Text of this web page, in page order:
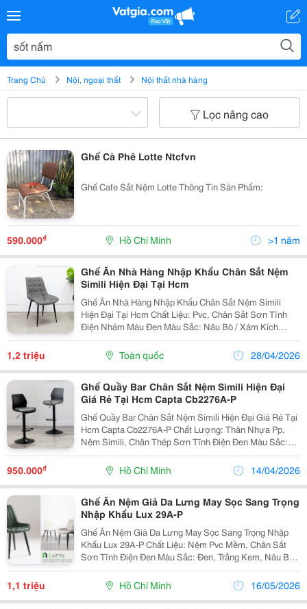
Trang Chủ Nội, ngoại thất Nội thất nhà hàng
Lọc nâng cao
Ghế Cà Phê Lotte Ntcfvn
Ghế Cafe Sắt Nệm Lotte Thông Tin Sản Phẩm:
590.000₫ Hồ Chí Minh >1 năm
Ghế Ăn Nhà Hàng Nhập Khẩu Chân Sắt Nệm
Simili Hiện Đại Tại Hcm
Ghế Ăn Nhà Hàng Nhập Khẩu Chân Sắt Nệm Simili
Hiện Đại Tại Hcm Chất Liệu: Pvc, Chân Sắt Sơn Tĩnh
Điện Nhám Màu Đen Màu Sắc: Nâu Bò / Xám Kích
Thước: Đang Cập Nhật Thiết Kế Đơn Giản Mang Phong
Cách Cổ Điển Phù Hợp Ghế Ăn Nhà Hàng Khách Sạn,...
1,2 triệu Toàn quốc 28/04/2026
Ghế Quầy Bar Chân Sắt Nệm Simili Hiện Đại
Giá Rẻ Tại Hcm Capta Cb2276A-P
Ghế Quầy Bar Chân Sắt Nệm Simili Hiện Đại Giá Rẻ Tại
Hcm Capta Cb2276A-P Chất Lượng: Thân Nhựa Pp,
Nệm Simili, Chân Thép Sơn Tĩnh Điện Đen Màu Sắc:
Đỏ, Trắng, Đen, Xanh Dương, Xám Kích Thước: H550 ~
H750 Mm Phù Hợp Quầy Bar Mini Gia Đình,...
950.000₫ Hồ Chí Minh 14/04/2026
Ghế Ăn Nệm Giả Da Lưng May Sọc Sang Trọng
Nhập Khẩu Lux 29A-P
Ghế Ăn Nệm Giả Da Lưng May Sọc Sang Trọng Nhập
Khẩu Lux 29A-P Chất Liệu: Nệm Pvc Mềm, Chân Sắt
Sơn Tĩnh Điện Đen Màu Sắc: Đen, Trắng Kem, Nâu Bò,
Begie, Nâu Socola, Xám, Xanh Kích Thước:
W555*D620*H430/820 Mm Ghế Ăn Chân Sắt Nệm
Simili Tại...
1,1 triệu Hồ Chí Minh 16/05/2026